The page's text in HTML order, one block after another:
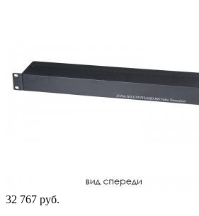
32 767 руб.